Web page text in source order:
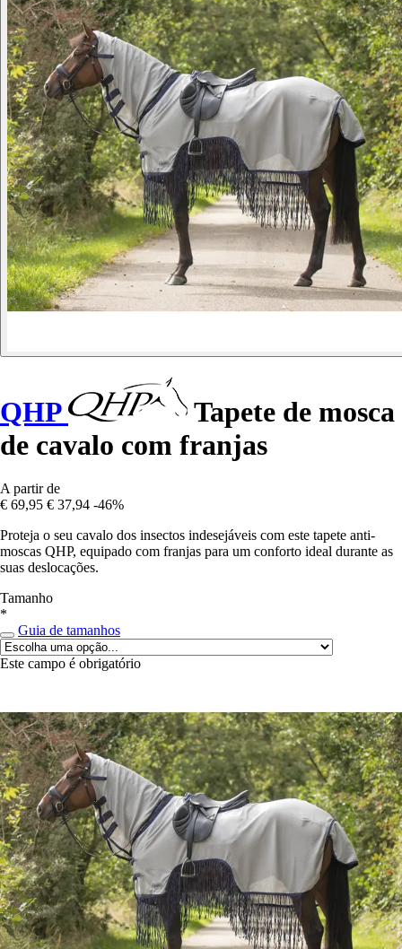
QHP
Tapete de mosca
de cavalo com franjas
A partir de
€ 69,95 € 37,94 -46%
Proteja o seu cavalo dos insectos indesejáveis com este tapete anti-
moscas QHP, equipado com franjas para um conforto ideal durante as
suas deslocações.
Tamanho
*
Guia de tamanhos
Este campo é obrigatório